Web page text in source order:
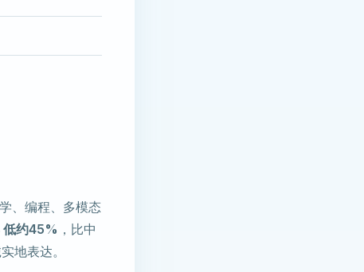
、编程、多模态
低约45% ，比中
地表达。